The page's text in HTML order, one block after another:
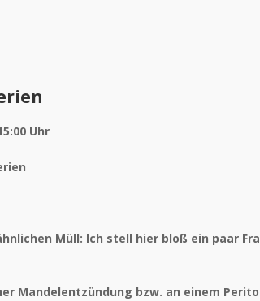
Uhr
Müll: Ich stell hier bloß ein paar
Mandelentzündung bzw. an einem